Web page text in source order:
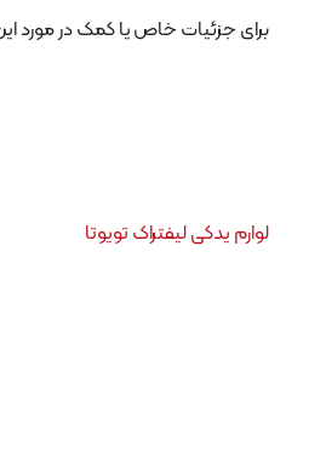
برای جزئیات خاص یا کمک در مورد
لوارم یدکی لیفتراک تویوتا